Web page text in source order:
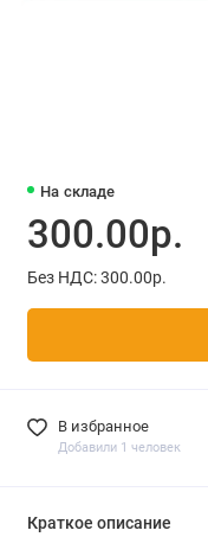
На складе
300.00р.
Без НДС: 300.00р.
В избранное
Добавили 1 человек
Краткое описание